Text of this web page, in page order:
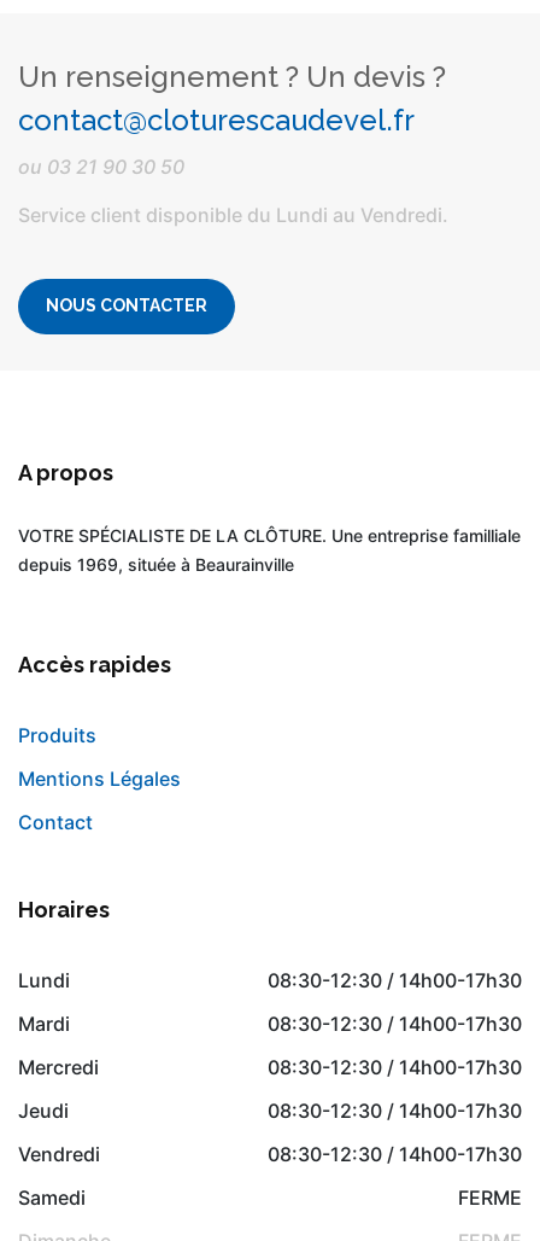
Un renseignement ? Un devis ?
contact@cloturescaudevel.fr
ou 03 21 90 30 50
Service client disponible du Lundi au Vendredi.
NOUS CONTACTER
A propos
VOTRE SPÉCIALISTE DE LA CLÔTURE. Une entreprise familliale
depuis 1969, située à Beaurainville
Accès rapides
Produits
Mentions Légales
Contact
Horaires
Lundi
08:30-12:30 / 14h00-17h30
Mardi
08:30-12:30 / 14h00-17h30
Mercredi
08:30-12:30 / 14h00-17h30
Jeudi
08:30-12:30 / 14h00-17h30
Vendredi
08:30-12:30 / 14h00-17h30
Samedi
FERME